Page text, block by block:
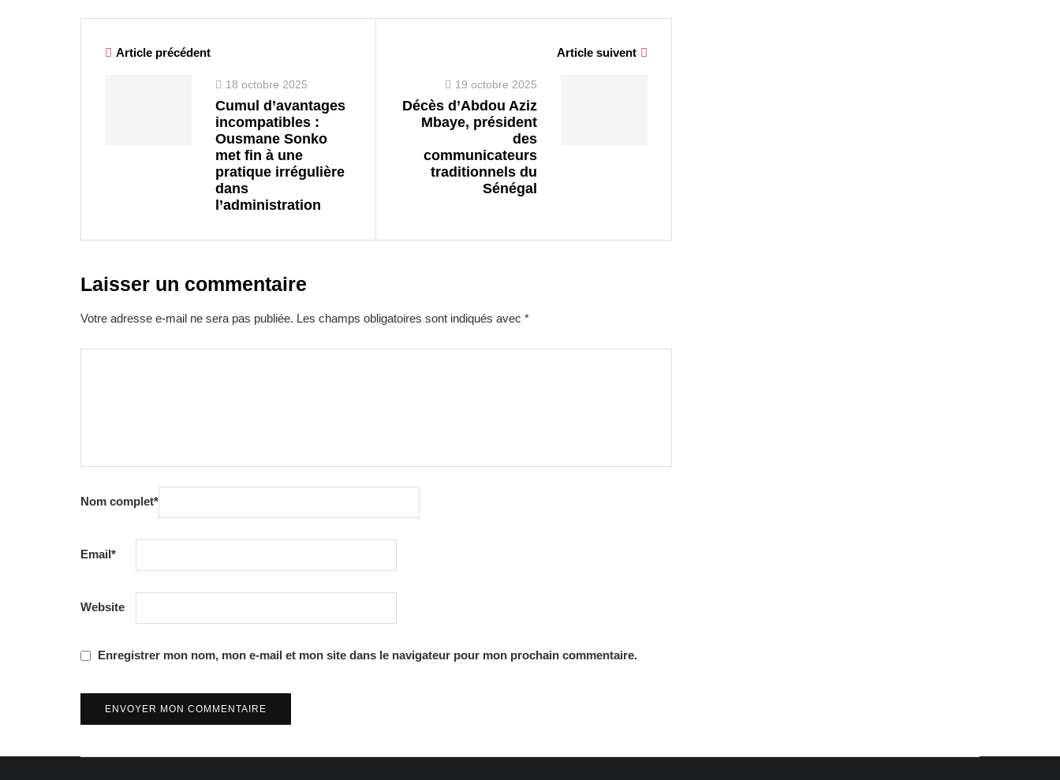
Article précédent
18 octobre 2025
Cumul d’avantages
incompatibles :
Ousmane Sonko
met fin à une
pratique irrégulière
dans
l’administration
Article suivent
19 octobre 2025
Décès d’Abdou Aziz
Mbaye, président
des
communicateurs
traditionnels du
Sénégal
Laisser un commentaire
Votre adresse e-mail ne sera pas publiée. Les champs obligatoires sont indiqués avec *
Nom complet*
Email*
Website
Enregistrer mon nom, mon e-mail et mon site dans le navigateur pour mon prochain commentaire.